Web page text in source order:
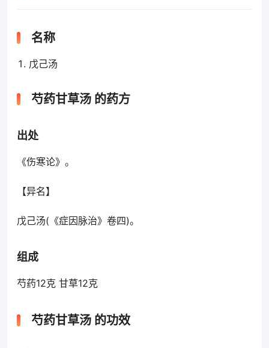
名称
戊己汤
芍药甘草汤 的药方
出处
《伤寒论》。
【异名】
戊己汤(《症因脉治》卷四)。
组成
芍药12克 甘草12克
芍药甘草汤 的功效